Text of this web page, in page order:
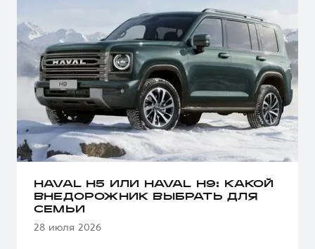
HAVAL H5 ИЛИ HAVAL H9: КАКОЙ
ВНЕДОРОЖНИК ВЫБРАТЬ ДЛЯ
СЕМЬИ
28 июля 2026